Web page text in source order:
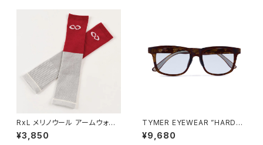
RxL メリノウール アームウォー
マー(ユニセックス) レッド×アイ
ボリー
¥3,850
TYMER EYEWEAR ”HARDY"
TORTOISE/PHOTOCHROM
IC GREY（TY102-MTT-PG
¥9,680